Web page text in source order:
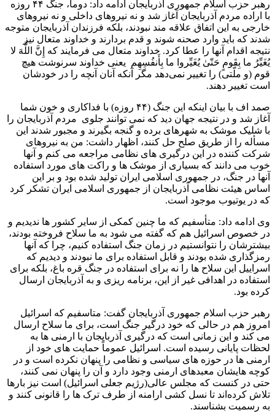
رهبر حزب اسلام جمهوری آذربایجان ادامه داد: دوماً، جنگ ۴۴ روزه
با اراده مردم آذربایجان آغاز شد و نه نیروهای داخلی و نه نیروهای
خارجی به این اتفاق علاقه مند نبودند، بلکه فرزندان آذربایجان متوجه
شدند که باید وارد صحنه شوند و قدم بردارند و خداوند متعال نیز
نتیجه اقدام آنها را عطا کرد. خداوند متعال می فرمایند که إِنَّ اللَّهَ لا
یُغَیِّرُ ما بِقَومٍ حَتّىٰ یُغَیِّروا ما بِأَنفُسِهِم یعنی خداوند سرنوشت هیچ
قوم (و ملّتی) را تغییر نمی‌دهد مگر آنکه آنان آنچه را در خودشان
است تغییر دهند.
صمد اف با بیان اینکه این جنگ (۴۴ روزه) با فداکاری و خون شما
آغاز شد و در نتیجه جهان دید که نمی توانند جلوی مردم آذربایجان را
با شلیک موشک به شهرهای برده و گنجه بگیرند و مجبور شدند این
مسأله را از طریق صلح حل کنند، اظهار داشت: من به نیروهای
شرکت کننده در این درگیری های نظامی مراجعه می کنم و آنها
خوب می دانند که بسیاری از موشک ها و راکت های مورد استفاده
آنها در جنگ، در جمهوری اسلامی ایران تولید شده بود و بر این
اساس هیئت نظامی آذربایجان از جمهوری اسلامی ایران تشکر کرد
که در یوتیوب موجود است.
وی ادامه داد: متأسفیم که ما چنین کمکی از سایر کشور ها ندیدیم و
در خصوص اسرائیل هم که گفته می شود به ما سلاح فروخته بودند،
بیشترشان را نتوانستیم در زمان جنگ استفاده کنیم، چرا که آنها
رمزگذاری شده بودند و قابل استفاده برای ما نبودند و دیدیم که
اسراییل این سلاح ها را نه برای استفاده در جنگ قره باغ، بلکه برای
استفاده در اهدافی غیر از این، برنامه ریزی و به آذربایجان ارسال
کرده بود.
رهبر حزب اسلام جمهوری آذربایجان گفت: متاسفیم که اسرائیل
امروز هم در حالی که خود درگیر جنگ است، برای ما سلاح ارسال
می کند و این زمانی است که درگیری آذربایجان با ارمنی ها به
لحظات پایانی رسیده است‌. اسرائیل عموماً حمایت های خود از
ارمنی ها در حوزه های سیاسی و نظامی را پنهان نکرده است و در
کوچه هایشان معبدهای ارمنی وجود دارد و آن را پنهان نمی کنند،
حتی در کنست که مجلس عالی(رژیم جعلی اسرائیل) است نیز بارها
تلاش کرده‌اند تا نسل کشی ارامنه از طرف ترک ها را قانونی کنند و
به رسمیت بشناسند.